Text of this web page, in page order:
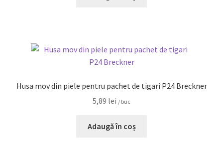
Husa mov din piele pentru pachet de tigari P24 Breckner
5,89 lei / buc
Adaugă în coș